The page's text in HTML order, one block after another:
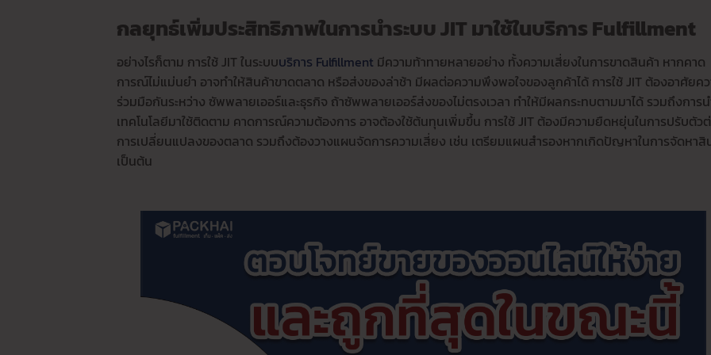
กลยุทธ์เพิ่มประสิทธิภาพในการนำระบบ JIT มาใช้ในบริการ Fulfillment
อย่างไรก็ตาม การใช้ JIT ในระบบบริการ Fulfillment มีความท้าทายหลายอย่าง ทั้งความเสี่ยงในการขาดสินค้า หากคาด
การณ์ไม่แม่นยำ อาจทำให้สินค้าขาดตลาด หรือส่งของล่าช้า มีผลต่อความพึงพอใจของลูกค้าได้ การใช้ JIT ต้องอาศัยค
ร่วมมือกันระหว่าง ซัพพลายเออร์และธุรกิจ ถ้าซัพพลายเออร์ส่งของไม่ตรงเวลา ทำให้มีผลกระทบตามมาได้ รวมถึงการ
เทคโนโลยีมาใช้ติดตาม คาดการณ์ความต้องการ อาจต้องใช้ต้นทุนเพิ่มขึ้น การใช้ JIT ต้องมีความยืดหยุ่นในการปรับตัว
การเปลี่ยนแปลงของตลาด รวมถึงต้องวางแผนจัดการความเสี่ยง เช่น เตรียมแผนสำรองหากเกิดปัญหาในการจัดหาสิ
เป็นต้น